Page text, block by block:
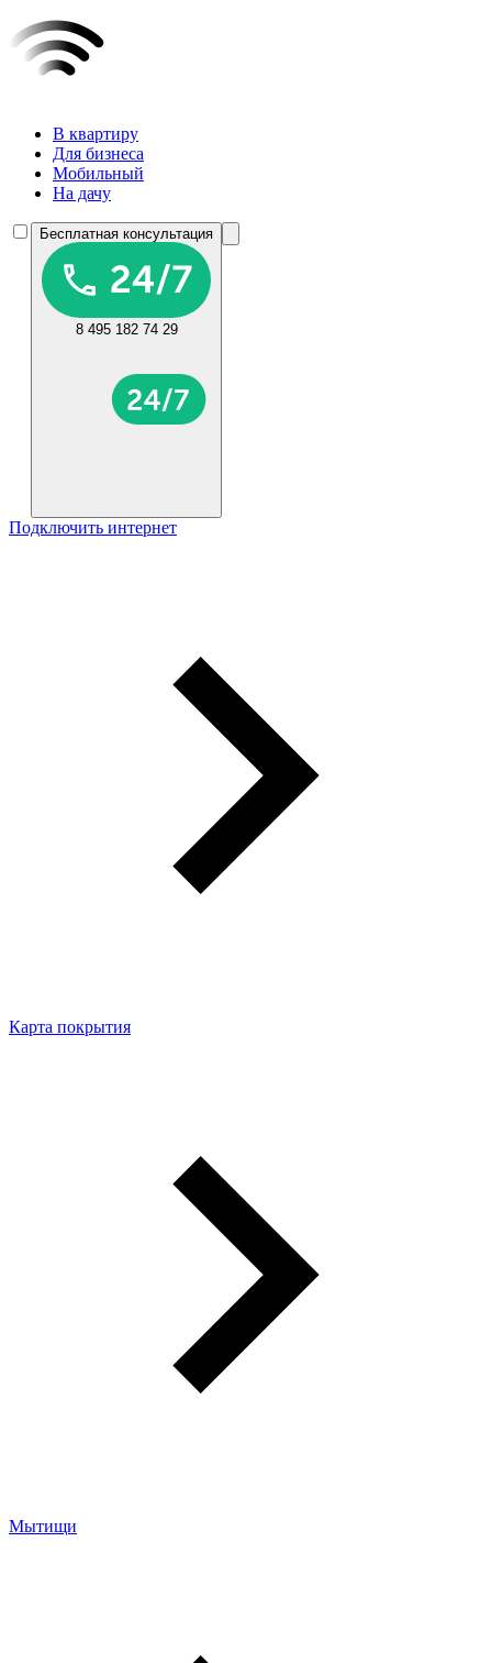
В квартиру
Для бизнеса
Мобильный
На дачу
Бесплатная консультация
8 495 182 74 29
Подключить интернет
Карта покрытия
Мытищи